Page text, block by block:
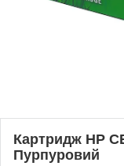
Картридж HP
Пурпуровий